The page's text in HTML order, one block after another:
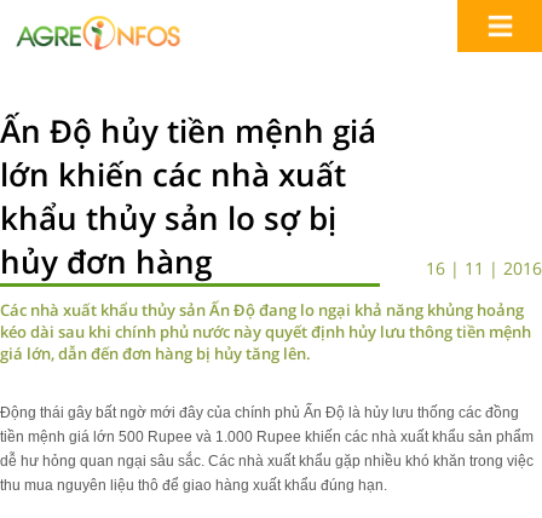
Ấn Độ hủy tiền mệnh giá
lớn khiến các nhà xuất
khẩu thủy sản lo sợ bị
hủy đơn hàng
16 | 11 | 2016
Các nhà xuất khẩu thủy sản Ấn Độ đang lo ngại khả năng khủng hoảng
kéo dài sau khi chính phủ nước này quyết định hủy lưu thông tiền mệnh
giá lớn, dẫn đến đơn hàng bị hủy tăng lên.
Động thái gây bất ngờ mới đây của chính phủ Ấn Độ là hủy lưu thống các đồng
tiền mệnh giá lớn 500 Rupee và 1.000 Rupee khiến các nhà xuất khẩu sản phẩm
dễ hư hỏng quan ngại sâu sắc. Các nhà xuất khẩu gặp nhiều khó khăn trong việc
thu mua nguyên liệu thô để giao hàng xuất khẩu đúng hạn.